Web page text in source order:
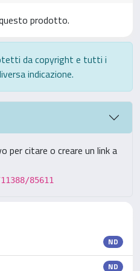
prodotto.
da copyright e tutti i
indicazione.
per citare o creare un link a
85611
ND
ND